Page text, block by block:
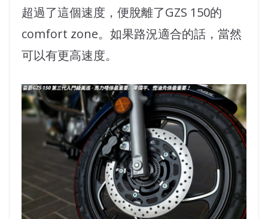
超過了這個速度，便脫離了GZS 150的
comfort zone。如果路況適合的話，當然
可以有更高速度。